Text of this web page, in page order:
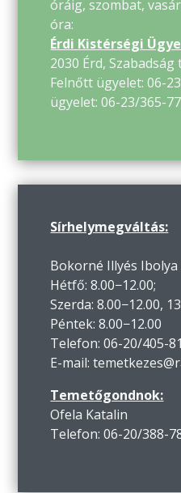
óráig, szombat,
óra:
Érdi Kistérségi
2030 Érd, Szabadság
Felnőtt ügyelet: 06-
ügyelet: 06-23/365-
Sírhelymegváltás:
Bokorné Illyés Ibolya
Hétfő: 8.00−12.00;
Szerda: 8.00−12.00,
Péntek: 8.00−12.00
Telefon: 06-20/405-
E-mail:
Temetőgondnok:
Ofela Katalin
Telefon: 06-20/388-